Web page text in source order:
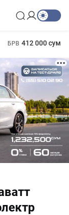
БРВ 412 000 сум